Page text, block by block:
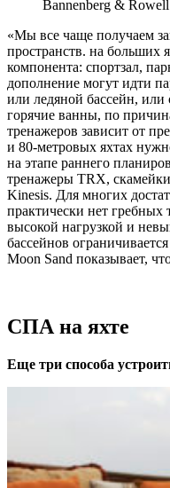
Bannenberg &
«Мы все чаще получаем
пространств. на больших
компонента: спортзал,
дополнение могут идти
или ледяной бассейн,
горячие ванны, по
тренажеров зависит от
и 80-метровых яхтах
на этапе раннего
тренажеры TRX,
Kinesis. Для многих
практически нет гребных
высокой нагрузкой и
бассейнов
Moon Sand показывает,
СПА на яхте
Еще три способа